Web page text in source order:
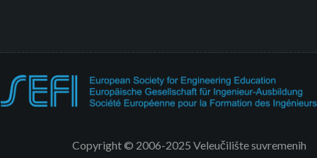
Copyright © 2006-2025 Veleučilište suvremenih